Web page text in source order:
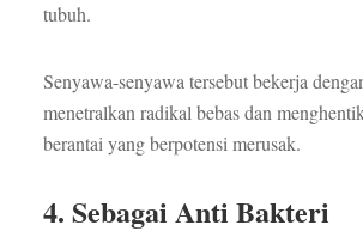
tubuh.
Senyawa-senyawa tersebut bekerja
menetralkan radikal bebas dan
berantai yang berpotensi merusak.
4. Sebagai Anti Bakteri